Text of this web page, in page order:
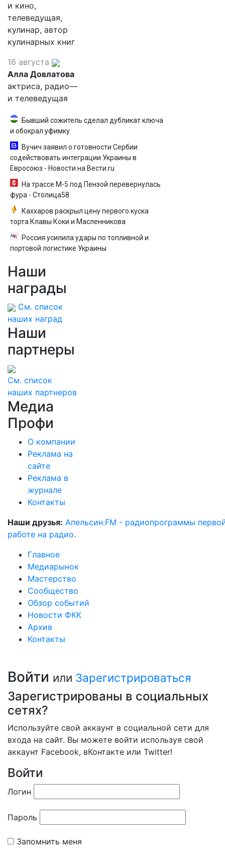
и кино,
телеведущая,
кулинар, автор
кулинарных книг
16 августа
Алла Довлатова
актриса, радио—
и телеведущая
Бывший сожитель сделал дубликат ключа
и обокрал уфимку
Вучич заявил о готовности Сербии
содействовать интеграции Украины в
Евросоюз - Новости на Вести.ru
На трассе М-5 под Пензой перевернулась
фура - Столица58
Каххаров раскрыл цену первого куска
торта Клавы Коки и Масленникова
Россия усилила удары по топливной и
портовой логистике Украины
Наши
награды
См. список
наших наград
Наши
партнеры
См. список
наших партнеров
Медиа
Профи
О компании
Реклама на
сайте
Реклама в
журнале
Контакты
Наши друзья: Апельсин.FM - радиопрограммы
работе на радио.
Главное
Медиарынок
Мастерство
Сообщество
Обзор событий
Новости ФКК
Архив
Контакты
Войти или Зарегистрироваться
Зарегистрированы в социальных
сетях?
Используйте свой аккаунт в социальной сети для
входа на сайт. Вы можете войти используя свой
аккаунт Facebook, вКонтакте или Twitter!
Войти
Логин
Пароль
Запомнить меня